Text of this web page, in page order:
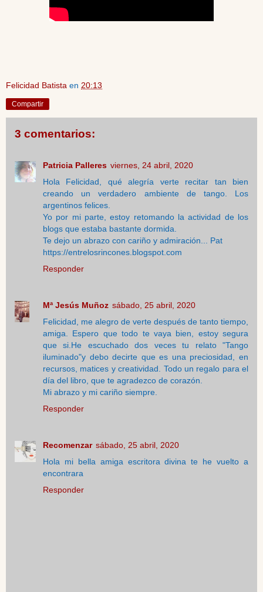
Felicidad Batista en 20:13
Compartir
3 comentarios:
Patricia Palleres viernes, 24 abril, 2020
Hola Felicidad, qué alegría verte recitar tan bien
creando un verdadero ambiente de tango. Los
argentinos felices.
Yo por mi parte, estoy retomando la actividad de los
blogs que estaba bastante dormida.
Te dejo un abrazo con cariño y admiración... Pat
https://entrelosrincones.blogspot.com
Responder
Mª Jesús Muñoz sábado, 25 abril, 2020
Felicidad, me alegro de verte después de tanto tiempo,
amiga. Espero que todo te vaya bien, estoy segura
que si.He escuchado dos veces tu relato "Tango
iluminado"y debo decirte que es una preciosidad, en
recursos, matices y creatividad. Todo un regalo para el
día del libro, que te agradezco de corazón.
Mi abrazo y mi cariño siempre.
Responder
Recomenzar sábado, 25 abril, 2020
Hola mi bella amiga escritora divina te he vuelto a
encontrara
Responder